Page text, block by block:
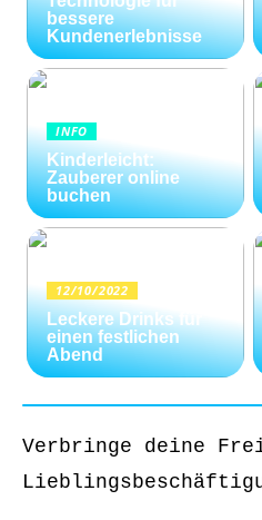
bessere
Kundenerlebnisse
INFO
Kinderleicht:
Zauberer online
buchen
12/10/2022
Leckere Drinks für
einen festlichen
Abend
Verbringe deine